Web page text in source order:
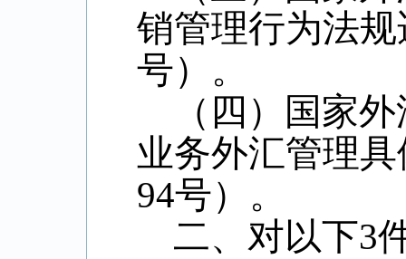
销管理行为法
号）。
（四）国家
业务外汇管理
94号）。
二、对以下3